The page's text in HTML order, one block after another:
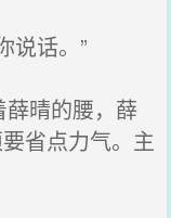
说话。”
晴的腰，薛
省点力气。主